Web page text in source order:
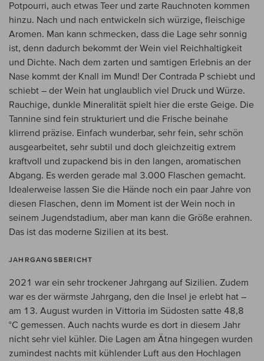
Potpourri, auch etwas Teer und zarte Rauchnoten kommen
hinzu. Nach und nach entwickeln sich würzige, fleischige
Aromen. Man kann schmecken, dass die Lage sehr sonnig
ist, denn dadurch bekommt der Wein viel Reichhaltigkeit
und Dichte. Nach dem zarten und samtigen Erlebnis an der
Nase kommt der Knall im Mund! Der Contrada P schiebt und
schiebt – der Wein hat unglaublich viel Druck und Würze.
Rauchige, dunkle Mineralität spielt hier die erste Geige. Die
Tannine sind fein strukturiert und die Frische beinahe
klirrend präzise. Einfach wunderbar, sehr fein, sehr schön
ausgearbeitet, sehr subtil und doch gleichzeitig extrem
kraftvoll und zupackend bis in den langen, aromatischen
Abgang. Es werden gerade mal 3.000 Flaschen gemacht.
Idealerweise lassen Sie die Hände noch ein paar Jahre von
diesen Flaschen, denn im Moment ist der Wein noch in
seinem Jugendstadium, aber man kann die Größe erahnen.
Das ist das moderne Sizilien at its best.
JAHRGANGSBERICHT
2021 war ein sehr trockener Jahrgang auf Sizilien. Zudem
war es der wärmste Jahrgang, den die Insel je erlebt hat –
am 13. August wurden in Vittoria im Südosten satte 48,8
°C gemessen. Auch nachts wurde es dort in diesem Jahr
nicht sehr viel kühler. Die Lagen am Ätna hingegen wurden
zumindest nachts mit kühlender Luft aus den Hochlagen